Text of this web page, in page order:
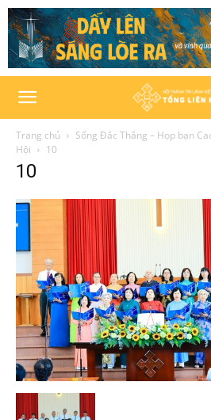
Trang chủ
Sống Đắc Thắng – Họp bạn
Hội
10
10